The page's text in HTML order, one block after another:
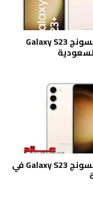
سعر سامسونج Galaxy S23
سعر سامسونج Galaxy S23 في